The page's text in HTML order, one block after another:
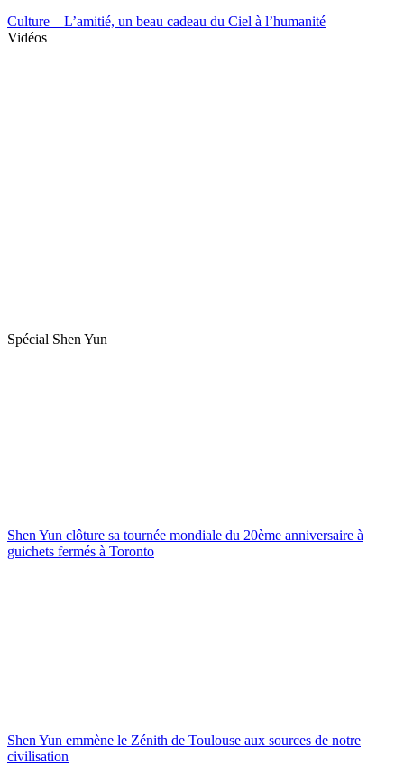
Culture – L’amitié, un beau cadeau du Ciel à l’humanité
Vidéos
Spécial Shen Yun
Shen Yun clôture sa tournée mondiale du 20ème anniversaire à
guichets fermés à Toronto
Shen Yun emmène le Zénith de Toulouse aux sources de notre
civilisation